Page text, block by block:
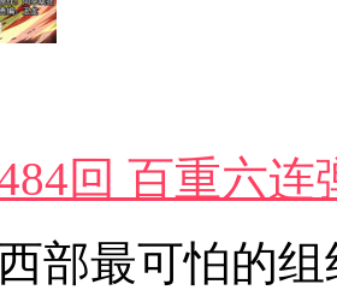
回 百重六连
部最可怕的